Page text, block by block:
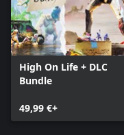
High On Life + DLC
Bundle
49,99 €+